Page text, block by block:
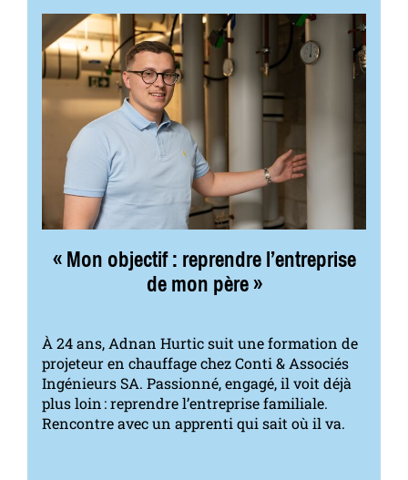
« Mon objectif : reprendre l’entreprise
de mon père »
À 24 ans, Adnan Hurtic suit une formation de
projeteur en chauffage chez Conti & Associés
Ingénieurs SA. Passionné, engagé, il voit déjà
plus loin : reprendre l’entreprise familiale.
Rencontre avec un apprenti qui sait où il va.